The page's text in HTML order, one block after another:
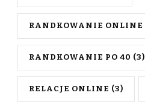
RANDKOWANIE ONLINE
RANDKOWANIE PO 40 (3)
RELACJE ONLINE (3)